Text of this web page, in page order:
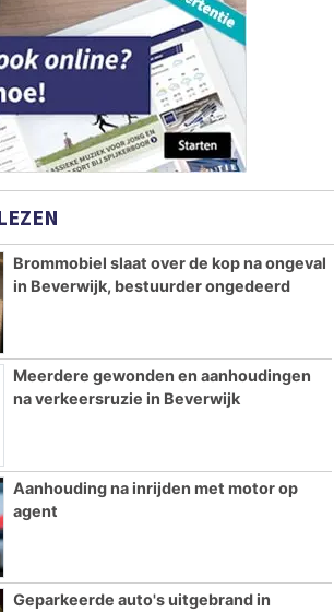
Brommobiel slaat over de kop na ongeval
in Beverwijk, bestuurder ongedeerd
Meerdere gewonden en aanhoudingen
na verkeersruzie in Beverwijk
Aanhouding na inrijden met motor op
agent
Geparkeerde auto's uitgebrand in